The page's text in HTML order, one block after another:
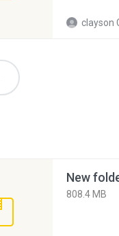
clayson
New
808.4 MB